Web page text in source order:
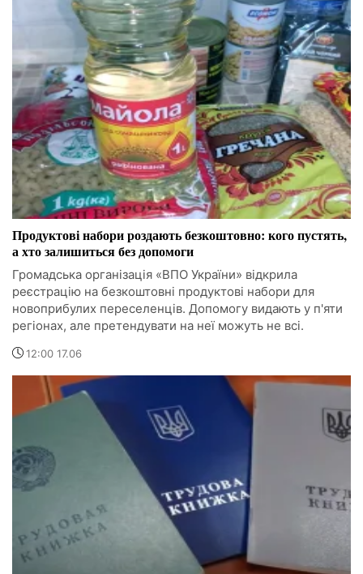
Продуктові набори роздають безкоштовно: кого пустять,
а хто залишиться без допомоги
Громадська організація «ВПО України» відкрила
реєстрацію на безкоштовні продуктові набори для
новоприбулих переселенців. Допомогу видають у п'яти
регіонах, але претендувати на неї можуть не всі.
12:00 17.06